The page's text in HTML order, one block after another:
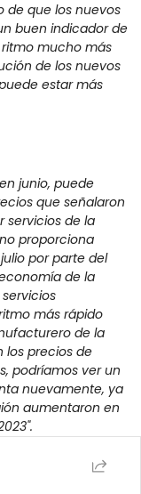
de que los nuevos
buen indicador de
mucho más
de los nuevos
estar más
junio, puede
que señalaron
servicios de la
no proporciona
por parte del
de la
más rápido
de la
los precios de
podríamos ver un
nuevamente, ya
aumentaron en